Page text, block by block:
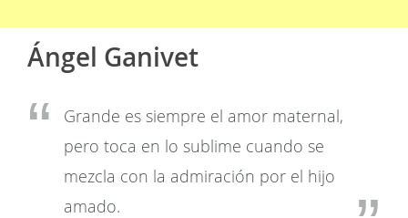
Ángel Ganivet
Grande es siempre el amor maternal,
pero toca en lo sublime cuando se
mezcla con la admiración por el hijo
amado.